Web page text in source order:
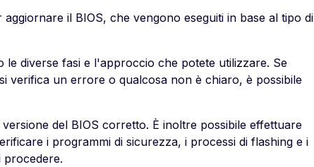
il BIOS, che vengono eseguiti in base al tipo di
le diverse fasi e l'approccio che potete utilizzare. Se
verifica un errore o qualcosa non è chiaro, è possibile
del BIOS corretto. È inoltre possibile effettuare
i programmi di sicurezza, i processi di flashing e i
procedere.